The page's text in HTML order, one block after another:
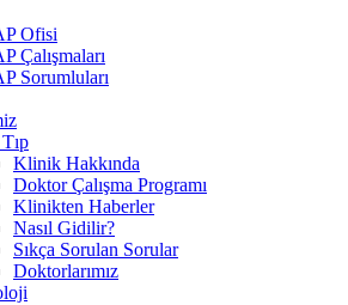
Ofisi
Çalışmaları
Sorumluları
Klinik Hakkında
Doktor Çalışma Programı
Klinikten Haberler
Nasıl Gidilir?
Sıkça Sorulan Sorular
Doktorlarımız